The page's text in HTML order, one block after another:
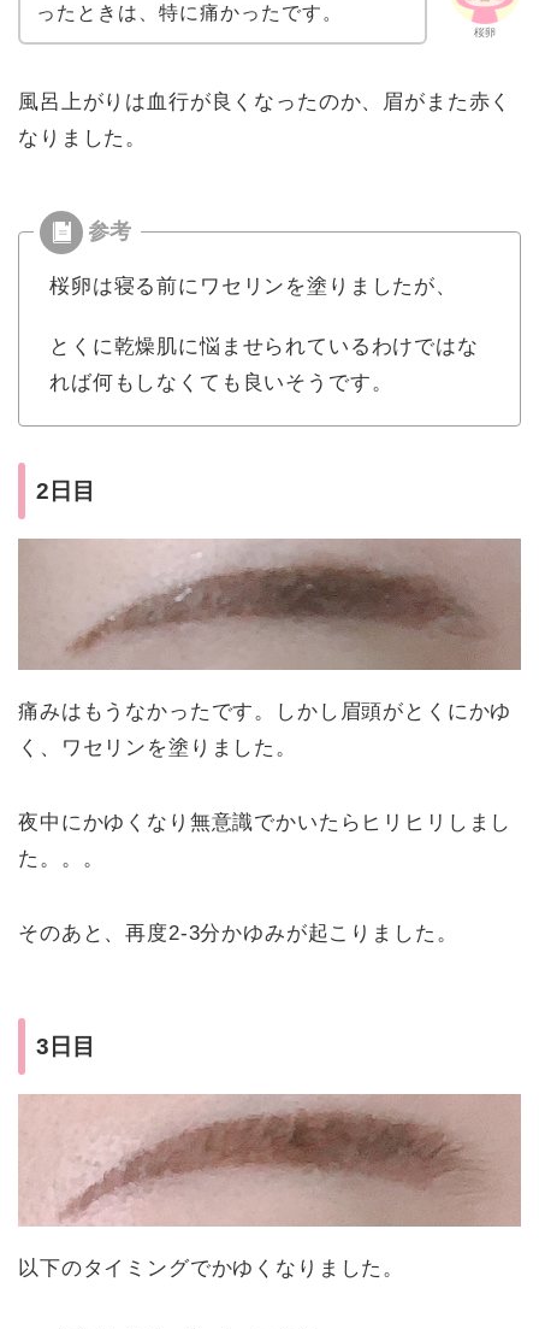
桜卵
ったときは、特に痛かったです。
風呂上がりは血行が良くなったのか、眉がまた赤く
なりました。
桜卵は寝る前にワセリンを塗りましたが、
とくに乾燥肌に悩ませられているわけではな
れば何もしなくても良いそうです。
2日目
痛みはもうなかったです。しかし眉頭がとくにかゆ
く、ワセリンを塗りました。
夜中にかゆくなり無意識でかいたらヒリヒリしまし
た。。。
そのあと、再度2-3分かゆみが起こりました。
3日目
以下のタイミングでかゆくなりました。